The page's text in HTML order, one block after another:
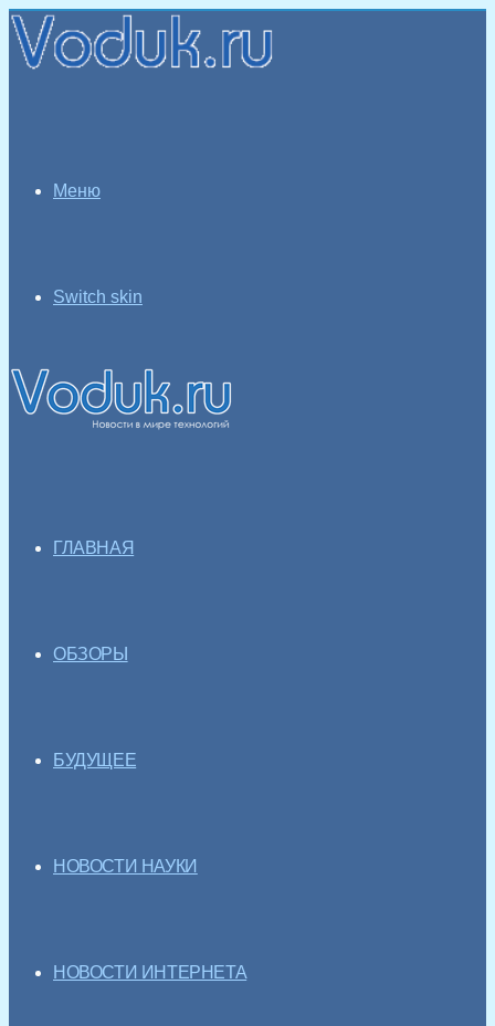
Меню
Switch skin
ГЛАВНАЯ
ОБЗОРЫ
БУДУЩЕЕ
НОВОСТИ НАУКИ
НОВОСТИ ИНТЕРНЕТА